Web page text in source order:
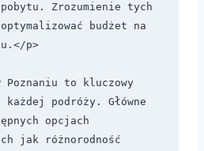
Zrozumienie tych
budżet na
p>
Poznaniu to kluczowy
podróży. Główne
opcjach
jak różnorodność